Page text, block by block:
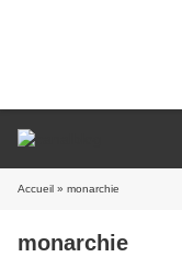
Accueil » monarchie
monarchie